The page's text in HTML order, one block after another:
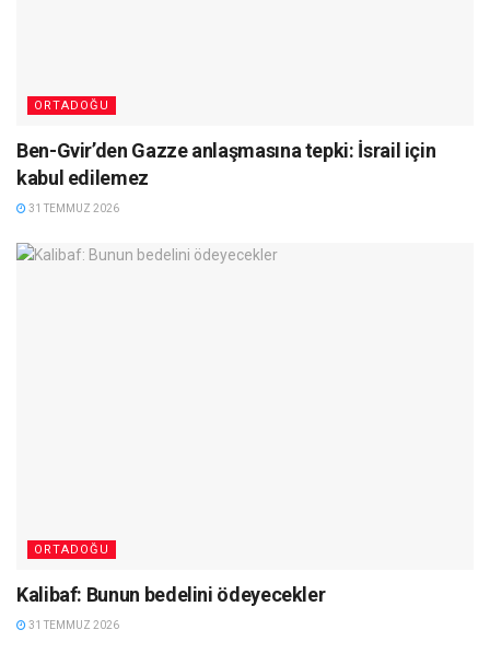
ORTADOĞU
Ben-Gvir’den Gazze anlaşmasına tepki: İsrail için
kabul edilemez
31 TEMMUZ 2026
ORTADOĞU
Kalibaf: Bunun bedelini ödeyecekler
31 TEMMUZ 2026